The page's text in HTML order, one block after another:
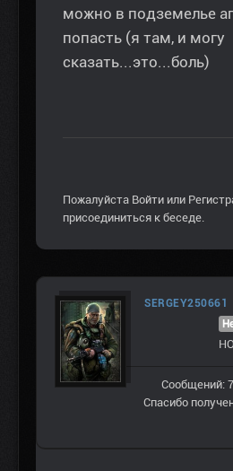
можно в подземелье
попасть (я там, и могу
сказать...это...боль)
Пожалуйста Войти или
присоединиться к беседе.
SERGEY250661
Сообщений:
Спасибо